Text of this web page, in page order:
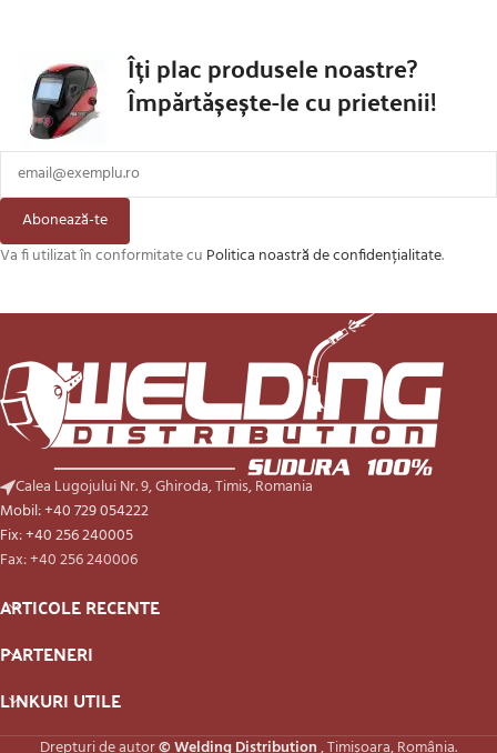
Îți plac produsele noastre?
Împărtășește-le cu prietenii!
Abonează-te
Va fi utilizat în conformitate cu Politica noastră de confidențialitate.
Calea Lugojului Nr. 9, Ghiroda, Timis, Romania
Mobil: +40 729 054222
Fix: +40 256 240005
Fax: +40 256 240006
ARTICOLE RECENTE
PARTENERI
LINKURI UTILE